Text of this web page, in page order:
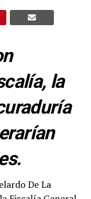
la
De La